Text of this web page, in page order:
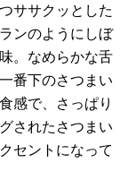
ササクッとした
ンのようにしぼ
。なめらかな舌
番下のさつまい
感で、さっぱり
されたさつまい
セントになって